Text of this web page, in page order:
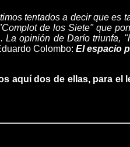
tentados a decir que es
de los Siete" que
La opinión de Darío triunfa,
Colombo: El espacio
aquí dos de ellas, para el